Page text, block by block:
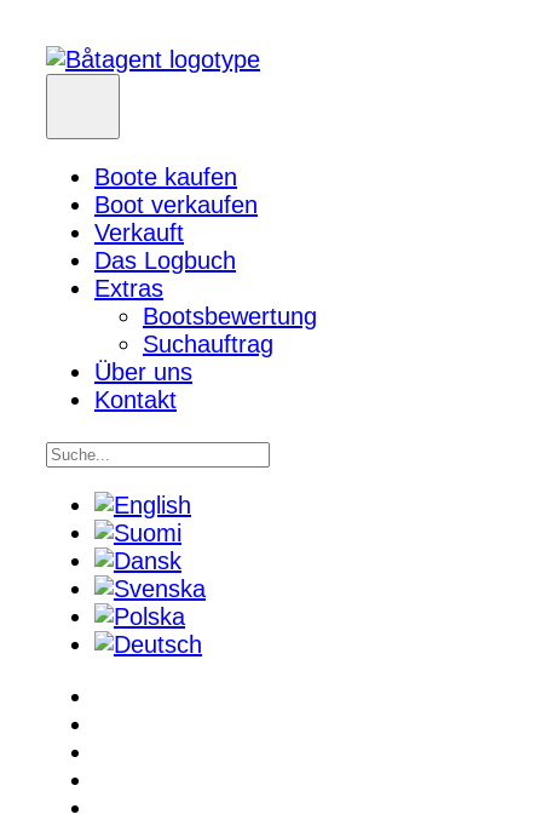
Boote kaufen
Boot verkaufen
Verkauft
Das Logbuch
Extras
Bootsbewertung
Suchauftrag
Über uns
Kontakt